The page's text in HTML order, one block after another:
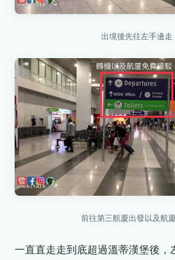
出境後先往左手邊走
前往第三航廈出發以及航
一直直走走到底超過溫蒂漢堡後，